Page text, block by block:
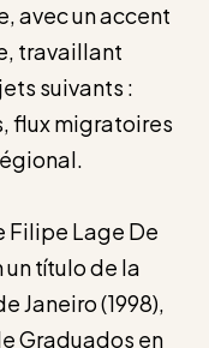
avec un accent
travaillant
suivants :
flux migratoires
Filipe Lage De
un título de la
Janeiro (1998),
Graduados en